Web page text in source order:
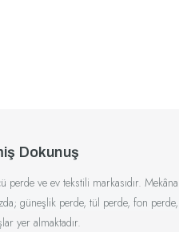
Dokunuş
perde ve ev tekstili markasıdır.
güneşlik perde, tül perde, fon
yer almaktadır.